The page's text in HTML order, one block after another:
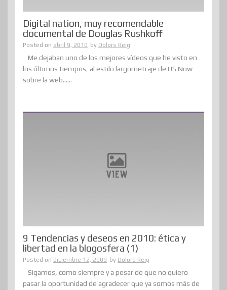
Digital nation, muy recomendable
documental de Douglas Rushkoff
Posted on abril 9, 2010 by Dolors Reig
Me dejaban uno de los mejores vídeos que he visto en
los últimos tiempos, al estilo largometraje de US Now
sobre la web......
9 Tendencias y deseos en 2010: ética y
libertad en la blogosfera (1)
Posted on diciembre 12, 2009 by Dolors Reig
Sigamos, como siempre y a pesar de que no quiero
pasar la oportunidad de agradecer que ya somos más de